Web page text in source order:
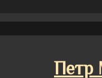
Петр